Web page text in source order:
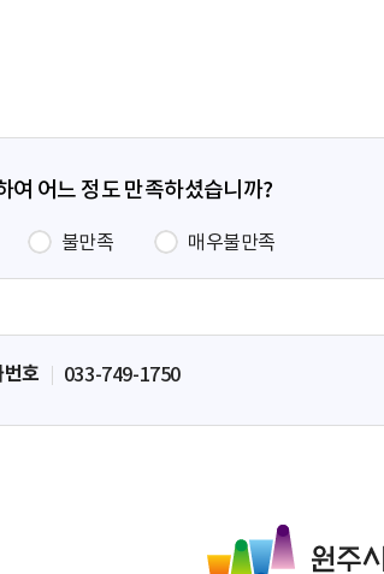
여 어느 정도 만족하셨습니까?
불만족 매우불만족
호 033-749-1750
주